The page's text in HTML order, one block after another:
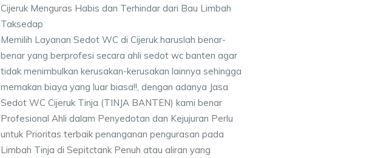
Cijeruk Menguras Habis dan Terhindar dari Bau Limbah
Taksedap
Memilih Layanan Sedot WC di Cijeruk haruslah benar-
benar yang berprofesi secara ahli sedot wc banten agar
tidak menimbulkan kerusakan-kerusakan lainnya sehingga
memakan biaya yang luar biasa!!, dengan adanya Jasa
Sedot WC Cijeruk Tinja (TINJA BANTEN) kami benar
Profesional Ahli dalam Penyedotan dan Kejujuran Perlu
untuk Prioritas terbaik penanganan pengurasan pada
Limbah Tinja di Sepitctank Penuh atau aliran yang